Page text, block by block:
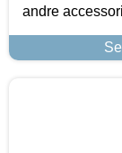
andre